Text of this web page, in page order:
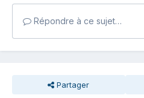
Répondre à ce sujet…
Partager